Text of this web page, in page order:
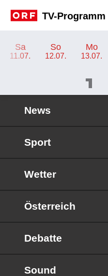
TV-Programm
Sa
11.07.
So
12.07.
Mo
13.07.
News
Sport
Wetter
Österreich
Debatte
Sound